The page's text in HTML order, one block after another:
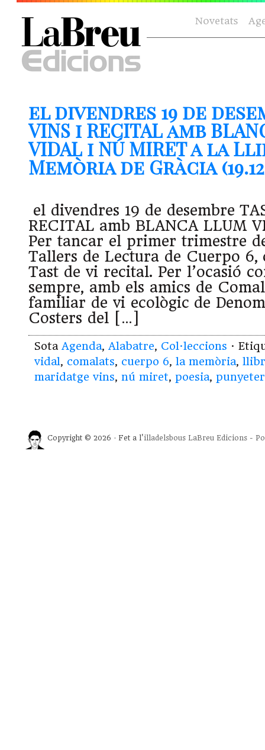
Novetats
el divendres 19 de
VINS i RECITAL amb
VIDAL i NÚ MIRET a la
Memòria de Gràcia
el divendres 19 de desembre
RECITAL amb BLANCA LLUM
Per tancar el primer trimestre
Tallers de Lectura de Cuerpo 6,
Tast de vi recital. Per l’ocasió
sempre, amb els amics de
familiar de vi ecològic de
Costers del […]
Sota Agenda, Alabatre, Col·leccions ·
vidal, comalats, cuerpo 6, la memòria,
maridatge vins, nú miret, poesia,
Copyright © 2026 · Fet a l'illadelsbous LaBreu Edicions -